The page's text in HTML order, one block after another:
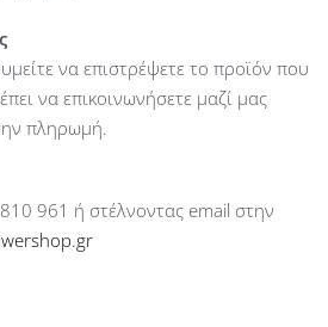
50 mm
: 1.20 kg 1.35 kg
10/100/1000 Ethernet Port (1) 1/10
: 44 to 57VDC
50VDC, 1.2A Gigabit
να επιστρέψετε το προϊόν που
να επικοινωνήσετε μαζί μας
πληρωμή.
961 ή στέλνοντας email στην